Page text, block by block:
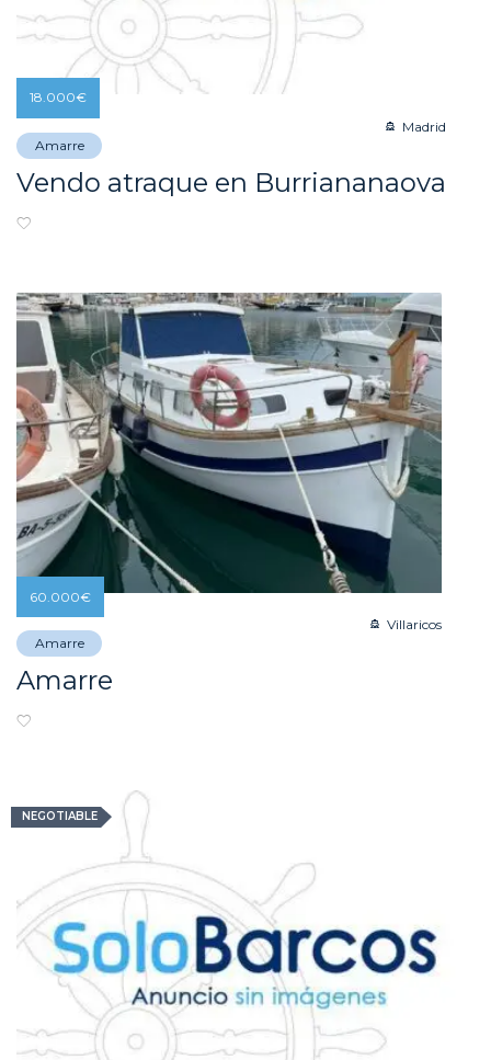
Amarre
Madrid
Vendo atraque en Burriananaova
18.000€
Amarre
Villaricos
Amarre
60.000€
NEGOTIABLE